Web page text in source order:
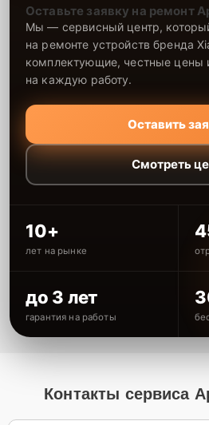
Оставьте заявку на ремонт
Мы — сервисный центр,
на ремонте устройств бренда
комплектующие, честные цены
на каждую работу.
Оставить
Смотреть
10+
лет на рынке
до 3 лет
гарантия на работы
Контакты сервиса